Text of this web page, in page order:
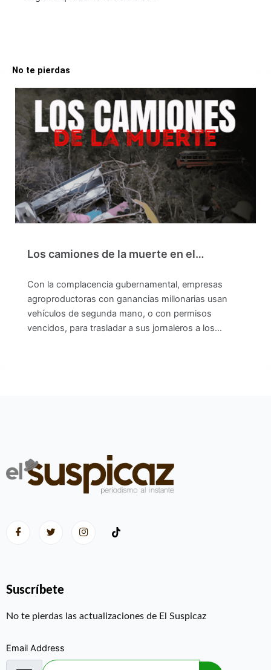
No te pierdas
Los camiones de la muerte en el…
Con la complacencia gubernamental, empresas
agroproductoras con ganancias millonarias usan
vehículos de segunda mano, o con permisos
vencidos, para trasladar a sus jornaleros a los…
Suscríbete
No te pierdas las actualizaciones de El Suspicaz
Email Address